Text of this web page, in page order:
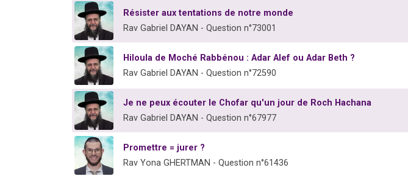
Résister aux tentations de notre monde
Rav Gabriel DAYAN - Question n°73001
Hiloula de Moché Rabbénou : Adar Alef ou Adar Beth ?
Rav Gabriel DAYAN - Question n°72590
Je ne peux écouter le Chofar qu'un jour de Roch Hachana
Rav Gabriel DAYAN - Question n°67977
Promettre = jurer ?
Rav Yona GHERTMAN - Question n°61436